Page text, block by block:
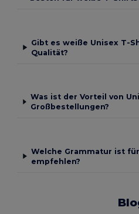
Gibt es weiße Unisex T-
Qualität?
Was ist der Vorteil von
Großbestellungen?
Welche Grammatur ist
empfehlen?